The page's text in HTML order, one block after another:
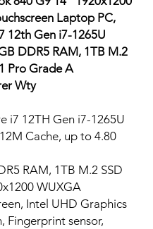
Laptop PC,
12th Gen i7-1265U
DDR5 RAM, 1TB M.2
Pro Grade A
Wty
i7 12TH Gen i7-1265U
Cache, up to 4.80
RAM, 1TB M.2 SSD
WUXGA
Intel UHD Graphics
Fingerprint sensor,